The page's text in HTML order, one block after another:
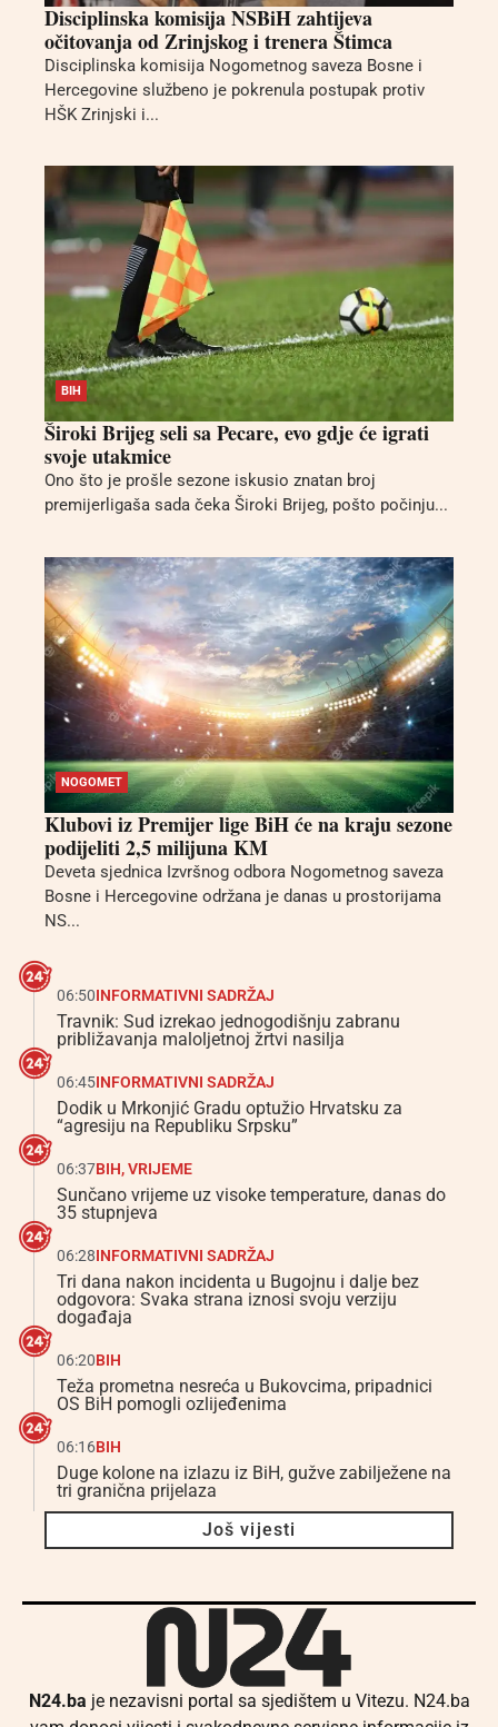
Disciplinska komisija NSBiH zahtijeva
očitovanja od Zrinjskog i trenera Štimca
Disciplinska komisija Nogometnog saveza Bosne i
Hercegovine službeno je pokrenula postupak protiv
HŠK Zrinjski i...
BIH
Široki Brijeg seli sa Pecare, evo gdje će igrati
svoje utakmice
Ono što je prošle sezone iskusio znatan broj
premijerligaša sada čeka Široki Brijeg, pošto počinju...
NOGOMET
Klubovi iz Premijer lige BiH će na kraju sezone
podijeliti 2,5 milijuna KM
Deveta sjednica Izvršnog odbora Nogometnog saveza
Bosne i Hercegovine održana je danas u prostorijama
NS...
06:50INFORMATIVNI SADRŽAJ
Travnik: Sud izrekao jednogodišnju zabranu
približavanja maloljetnoj žrtvi nasilja
06:45INFORMATIVNI SADRŽAJ
Dodik u Mrkonjić Gradu optužio Hrvatsku za
“agresiju na Republiku Srpsku”
06:37BIH,VRIJEME
Sunčano vrijeme uz visoke temperature, danas do
35 stupnjeva
06:28INFORMATIVNI SADRŽAJ
Tri dana nakon incidenta u Bugojnu i dalje bez
odgovora: Svaka strana iznosi svoju verziju
događaja
06:20BIH
Teža prometna nesreća u Bukovcima, pripadnici
OS BiH pomogli ozlijeđenima
06:16BIH
Duge kolone na izlazu iz BiH, gužve zabilježene na
tri granična prijelaza
Još vijesti
N24.ba je nezavisni portal sa sjedištem u Vitezu. N24.ba